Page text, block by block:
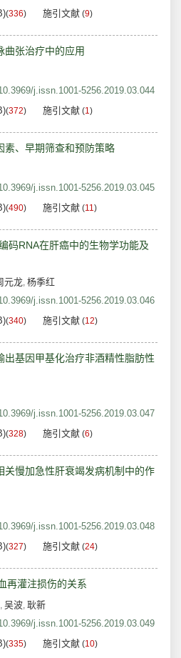
(336) 施引文献 (9)
曲张治疗中的应用
j.issn.1001-5256.2019.03.044
(372) 施引文献 (1)
素、早期筛查和预防策略
j.issn.1001-5256.2019.03.045
(490) 施引文献 (11)
码RNA在肝癌中的生物学功能及
元龙, 杨季红
j.issn.1001-5256.2019.03.046
(340) 施引文献 (12)
出基因甲基化治疗非酒精性脂肪性
j.issn.1001-5256.2019.03.047
(328) 施引文献 (6)
关慢加急性肝衰竭发病机制中的作
j.issn.1001-5256.2019.03.048
(327) 施引文献 (24)
再灌注损伤的关系
, 吴波, 耿新
j.issn.1001-5256.2019.03.049
(335) 施引文献 (10)